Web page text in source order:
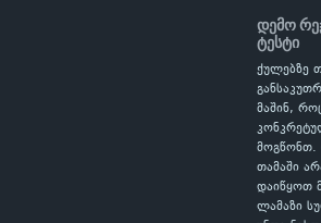
დემო
ტესტი
ქულებზე
მაშინ,
თამაში
დაიწყოთ
ლამაზი